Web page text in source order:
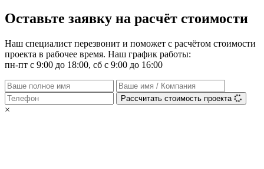
Оставьте заявку на расчёт стоимости
Наш специалист перезвонит и поможет с расчётом стоимости
проекта в рабочее время. Наш график работы:
пн-пт с 9:00 до 18:00, сб с 9:00 до 16:00
Рассчитать стоимость проекта
×